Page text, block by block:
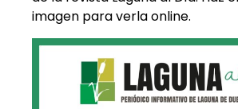
imagen para verla online.